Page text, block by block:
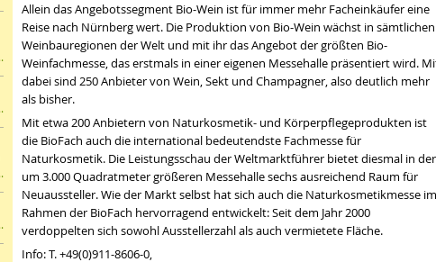
Allein das Angebotssegment Bio-Wein ist für immer mehr Facheinkäufer eine
Reise nach Nürnberg wert. Die Produktion von Bio-Wein wächst in sämtlichen
Weinbauregionen der Welt und mit ihr das Angebot der größten Bio-
Weinfachmesse, das erstmals in einer eigenen Messehalle präsentiert wird.
dabei sind 250 Anbieter von Wein, Sekt und Champagner, also deutlich mehr
als bisher.
Mit etwa 200 Anbietern von Naturkosmetik- und Körperpflegeprodukten ist
die BioFach auch die international bedeutendste Fachmesse für
Naturkosmetik. Die Leistungsschau der Weltmarktführer bietet diesmal in der
um 3.000 Quadratmeter größeren Messehalle sechs ausreichend Raum für
Neuaussteller. Wie der Markt selbst hat sich auch die Naturkosmetikmesse im
Rahmen der BioFach hervorragend entwickelt: Seit dem Jahr 2000
verdoppelten sich sowohl Ausstellerzahl als auch vermietete Fläche.
Info: T. +49(0)911-8606-0,